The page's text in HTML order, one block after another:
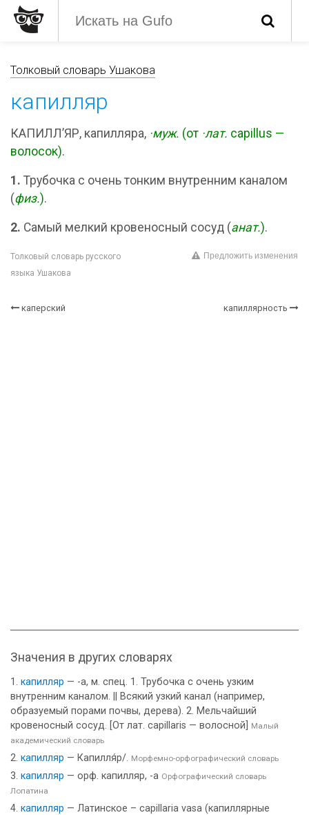
Толковый словарь Ушакова
капилляр
КАПИЛЛ’ЯР, капилляра, ·муж. (от ·лат. capillus —
волосок).
1. Трубочка с очень тонким внутренним каналом
(физ.).
2. Самый мелкий кровеносный сосуд (анат.).
Толковый словарь русского
языка Ушакова
Предложить изменения
каперский капиллярность
Значения в других словарях
капилляр — -а, м. спец. 1. Трубочка с очень узким
внутренним каналом. || Всякий узкий канал (например,
образуемый порами почвы, дерева). 2. Мельчайший
кровеносный сосуд. [От лат. capillaris — волосной]
Малый
академический словарь
капилляр — Капилля́р/. Морфемно-орфографический словарь
капилляр — орф. капилляр, -а Орфографический словарь
Лопатина
капилляр — Латинское – capillaria vasa (капиллярные